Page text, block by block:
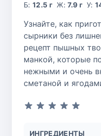
Б:12.5 г Ж:7.9 г У:
Узнайте, как
сырники без
рецепт пышных
манкой, которые
нежными и очень
сметаной и
ИНГРЕДИЕНТЫ